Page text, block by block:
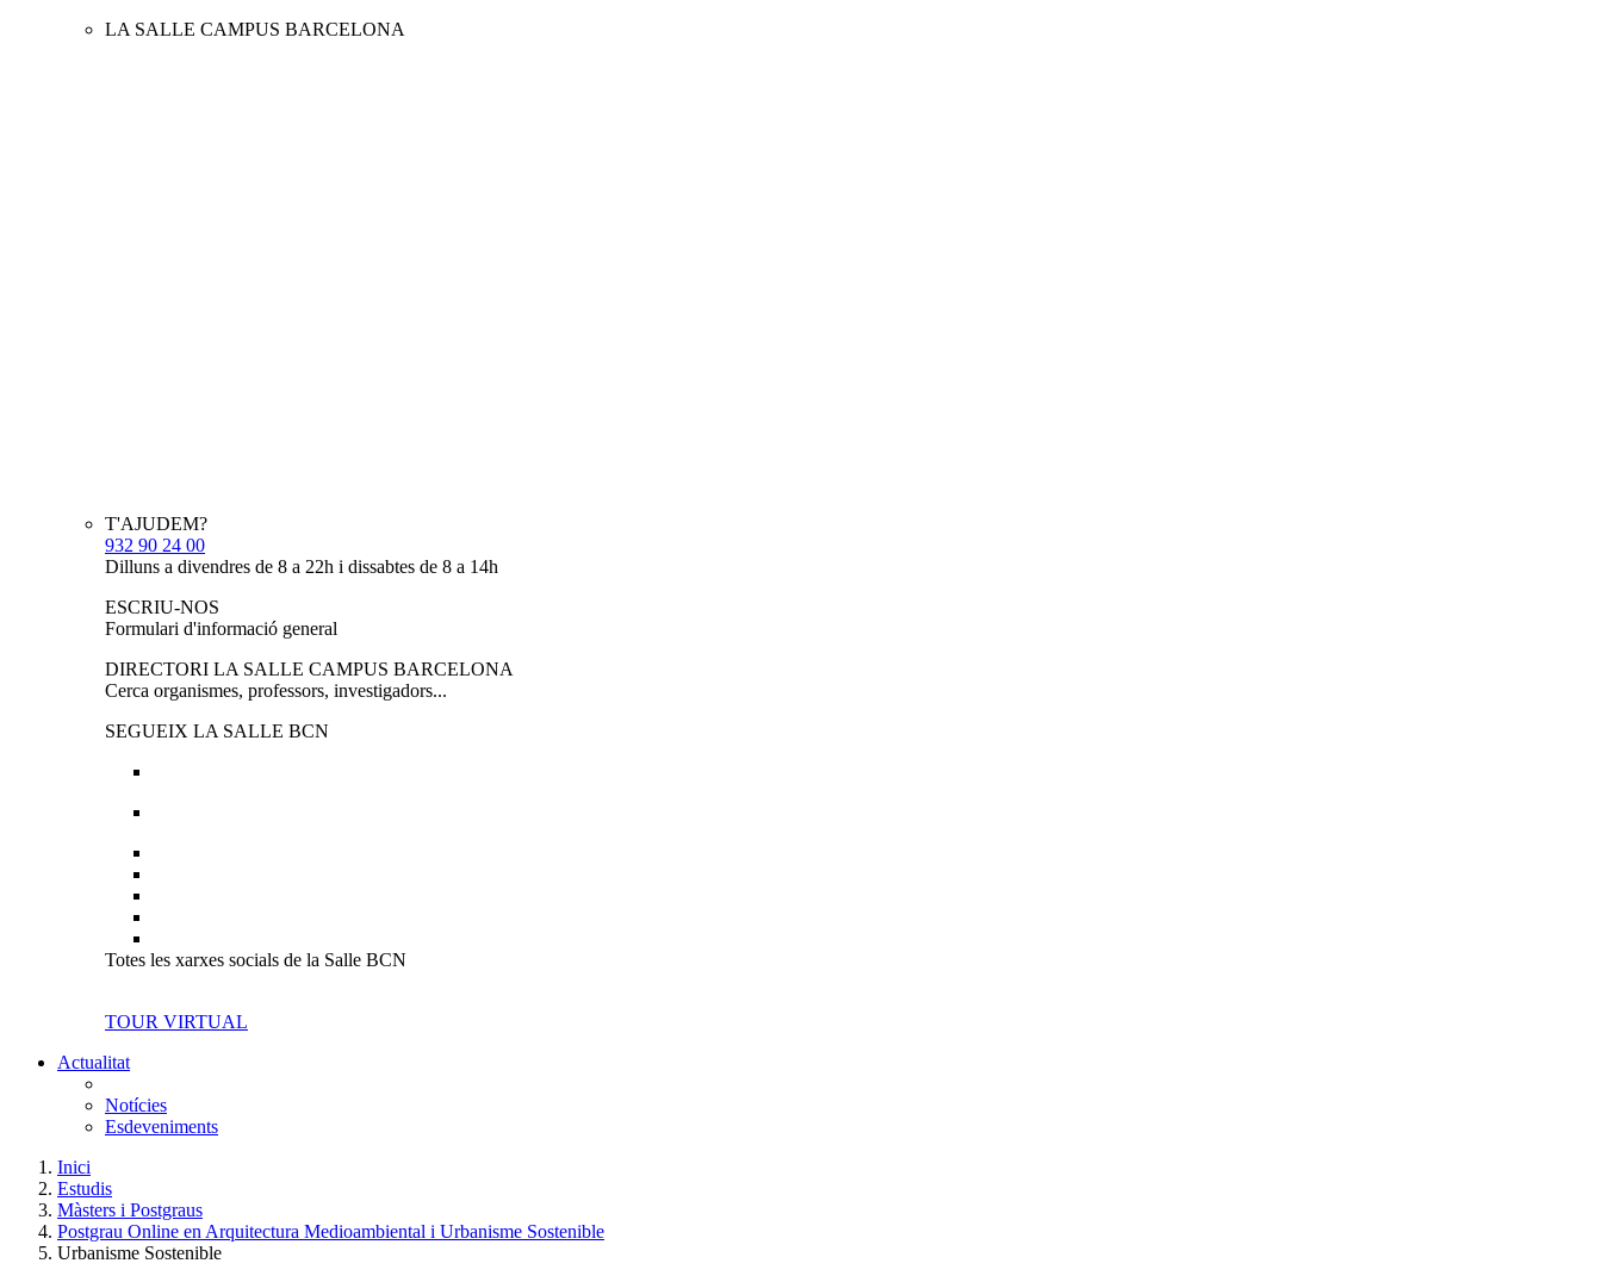
LA SALLE CAMPUS BARCELONA
T'AJUDEM?
932 90 24 00
Dilluns a divendres de 8 a 22h i dissabtes de 8 a 14h
ESCRIU-NOS
Formulari d'informació general
DIRECTORI LA SALLE CAMPUS BARCELONA
Cerca organismes, professors, investigadors...
SEGUEIX LA SALLE BCN
Totes les xarxes socials de la Salle BCN
TOUR VIRTUAL
Actualitat
Notícies
Esdeveniments
Inici
Estudis
Màsters i Postgraus
Postgrau Online en Arquitectura Medioambiental i Urbanisme Sostenible
Urbanisme Sostenible